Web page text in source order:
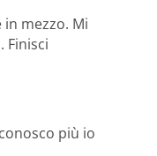
mezzo. Mi
Finisci
più io